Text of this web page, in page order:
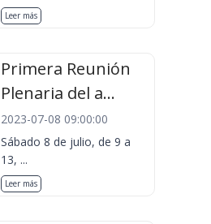
Leer más
Primera Reunión
Plenaria del a...
2023-07-08 09:00:00
Sábado 8 de julio, de 9 a
13, ...
Leer más